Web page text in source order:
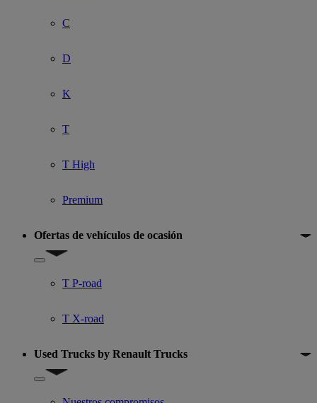
C
D
K
T
T High
Premium
Ofertas de vehículos de ocasión
Show submenu for Ofertas de vehículos de ocasión
T P-road
T X-road
Used Trucks by Renault Trucks
Show submenu for Used Trucks by Renault Trucks